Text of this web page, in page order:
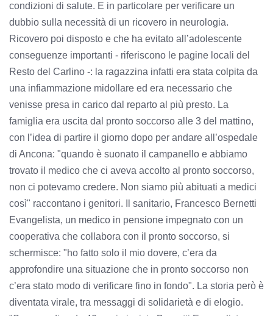
condizioni di salute. E in particolare per verificare un
dubbio sulla necessità di un ricovero in neurologia.
Ricovero poi disposto e che ha evitato all’adolescente
conseguenze importanti - riferiscono le pagine locali del
Resto del Carlino -: la ragazzina infatti era stata colpita da
una infiammazione midollare ed era necessario che
venisse presa in carico dal reparto al più presto. La
famiglia era uscita dal pronto soccorso alle 3 del mattino,
con l’idea di partire il giorno dopo per andare all’ospedale
di Ancona: "quando è suonato il campanello e abbiamo
trovato il medico che ci aveva accolto al pronto soccorso,
non ci potevamo credere. Non siamo più abituati a medici
così" raccontano i genitori. Il sanitario, Francesco Bernetti
Evangelista, un medico in pensione impegnato con un
cooperativa che collabora con il pronto soccorso, si
schermisce: "ho fatto solo il mio dovere, c’era da
approfondire una situazione che in pronto soccorso non
c’era stato modo di verificare fino in fondo". La storia però è
diventata virale, tra messaggi di solidarietà e di elogio.